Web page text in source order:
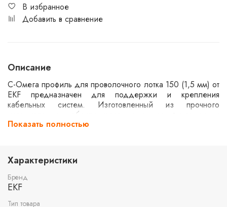
В избранное
Добавить в сравнение
Описание
С-Омега профиль для проволочного лотка 150 (1,5 мм) от
EKF предназначен для поддержки и крепления
кабельных систем. Изготовленный из прочного
материала, он обеспечивает надежную фиксацию и
устойчивость конструкции. Толщина профиля составляет
различных промышленных и коммерческих условиях.
Показать полностью
Характеристики
Бренд
EKF
Тип товара